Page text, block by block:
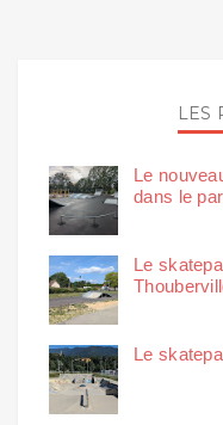
LES
Le
dans le
Le
Le